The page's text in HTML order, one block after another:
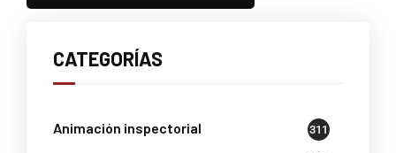
CATEGORÍAS
Animación inspectorial 311